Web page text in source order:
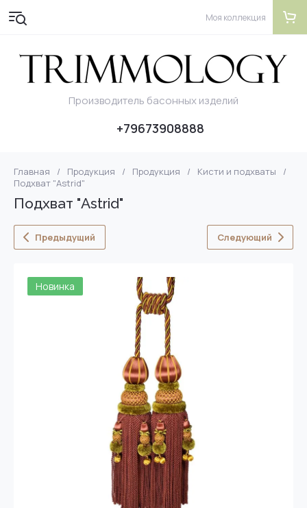
Производитель басонных изделий
+79673908888
Моя коллекция
Главная / Продукция / Продукция / Кисти и подхваты
/
Подхват "Astrid"
Подхват "Astrid"
Предыдущий Следующий
Новинка